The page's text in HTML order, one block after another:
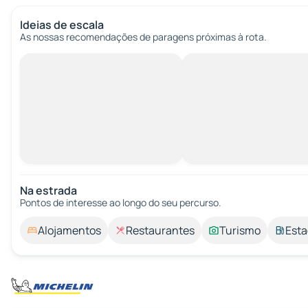
Ideias de escala
As nossas recomendações de paragens próximas à rota.
Na estrada
Pontos de interesse ao longo do seu percurso.
Alojamentos Restaurantes Turismo